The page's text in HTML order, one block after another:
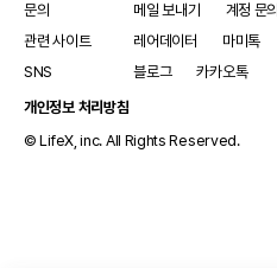
문의
메일 보내기
계정 문의
관련 사이트
레어데이터 마미톡
SNS
블로그
카카오톡
개인정보 처리방침
© LifeX, inc. All Rights Reserved.